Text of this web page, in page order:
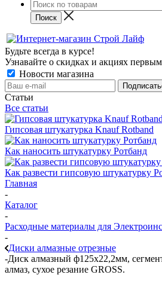
Будьте всегда в курсе!
Узнавайте о скидках и акциях первым
Новости магазина
Статьи
Все статьи
Гипсовая штукатурка Knauf Rotband
Как наносить штукатурку Ротбанд
Как развести гипсовую штукатурку
Главная
-
Каталог
-
Расходные материалы для
-
Диски алмазные отрезные
-Диск алмазный ф125х22,2мм,
алмаз, сухое резание GROSS.